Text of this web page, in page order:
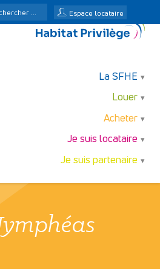
n Espace locataire
La SFHE
Louer
Acheter
Je suis locataire
Je suis partenaire